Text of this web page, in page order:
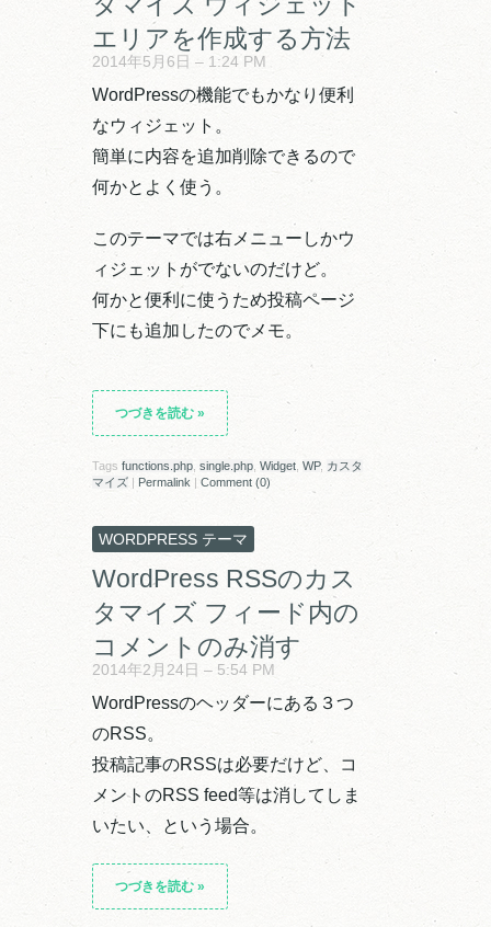
エリアを作成する方法
2014年5月6日 – 1:24 PM
WordPressの機能でもかなり便利
なウィジェット。
簡単に内容を追加削除できるので
何かとよく使う。
このテーマでは右メニューしかウ
ィジェットがでないのだけど。
何かと便利に使うため投稿ページ
下にも追加したのでメモ。
つづきを読む »
Tags functions.php single.php Widget WP, カスタ
マイズ | Permalink | Comment (0)
WORDPRESS テーマ
WordPress RSSのカス
タマイズ フィード内の
コメントのみ消す
2014年2月24日 – 5:54 PM
WordPressのヘッダーにある３つ
のRSS。
投稿記事のRSSは必要だけど、コ
メントのRSS feed等は消してしま
いたい、という場合。
つづきを読む »